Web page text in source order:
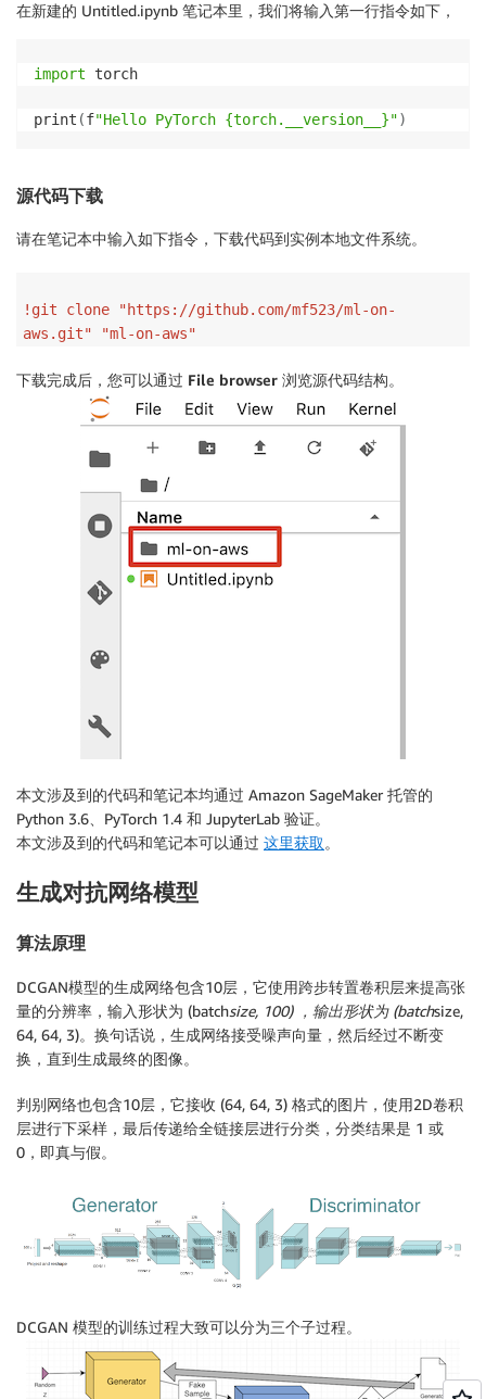
在新建的 Untitled.ipynb 笔记本里，我们将输入第一行指令如下，
import torch
print (f"Hello PyTorch {torch.__version__}")
源代码下载
请在笔记本中输入如下指令，下载代码到实例本地文件系统。
!git clone "https://github.com/mf523/ml-on-
aws.git" "ml-on-aws"
下载完成后，您可以通过 File browser 浏览源代码结构。
本文涉及到的代码和笔记本均通过 Amazon SageMaker 托管的
Python 3.6、PyTorch 1.4 和 JupyterLab 验证。
本文涉及到的代码和笔记本可以通过 这里获取。
生成对抗网络模型
算法原理
DCGAN模型的生成网络包含10层，它使用跨步转置卷积层来提高张
量的分辨率，输入形状为 (batchsize, 100) ，输出形状为 (batchsize,
64, 64, 3)。换句话说，生成网络接受噪声向量，然后经过不断变
换，直到生成最终的图像。
判别网络也包含10层，它接收 (64, 64, 3) 格式的图片，使用2D卷积
层进行下采样，最后传递给全链接层进行分类，分类结果是 1 或
0，即真与假。
DCGAN 模型的训练过程大致可以分为三个子过程。